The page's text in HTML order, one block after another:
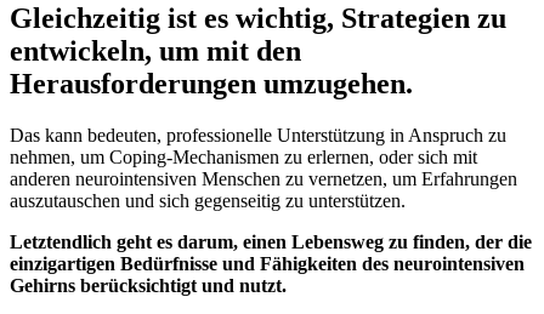
Gleichzeitig ist es wichtig, Strategien zu
entwickeln, um mit den
Herausforderungen umzugehen.
Das kann bedeuten, professionelle Unterstützung in Anspruch zu
nehmen, um Coping-Mechanismen zu erlernen, oder sich mit
anderen neurointensiven Menschen zu vernetzen, um Erfahrungen
auszutauschen und sich gegenseitig zu unterstützen.
Letztendlich geht es darum, einen Lebensweg zu finden, der die
einzigartigen Bedürfnisse und Fähigkeiten des neurointensiven
Gehirns berücksichtigt und nutzt.